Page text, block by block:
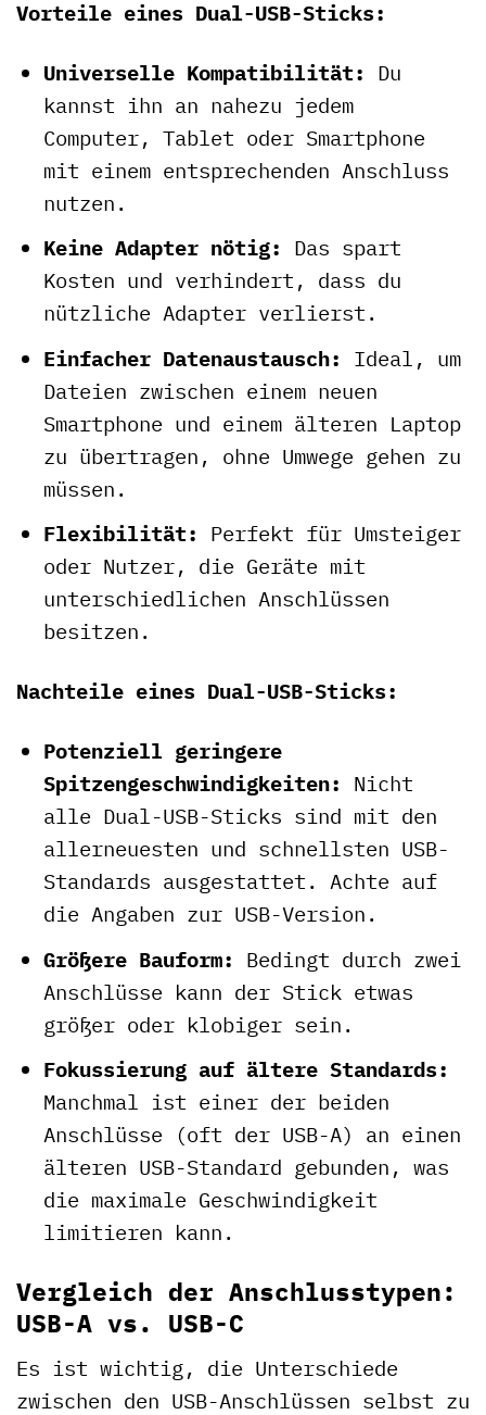
Vorteile eines Dual-USB-Sticks:
Universelle Kompatibilität: Du
kannst ihn an nahezu jedem
Computer, Tablet oder Smartphone
mit einem entsprechenden Anschluss
nutzen.
Keine Adapter nötig: Das spart
Kosten und verhindert, dass du
nützliche Adapter verlierst.
Einfacher Datenaustausch: Ideal, um
Dateien zwischen einem neuen
Smartphone und einem älteren Laptop
zu übertragen, ohne Umwege gehen zu
müssen.
Flexibilität: Perfekt für Umsteiger
oder Nutzer, die Geräte mit
unterschiedlichen Anschlüssen
besitzen.
Nachteile eines Dual-USB-Sticks:
Potenziell geringere
Spitzengeschwindigkeiten: Nicht
alle Dual-USB-Sticks sind mit den
allerneuesten und schnellsten USB-
Standards ausgestattet. Achte auf
die Angaben zur USB-Version.
Größere Bauform: Bedingt durch zwei
Anschlüsse kann der Stick etwas
größer oder klobiger sein.
Fokussierung auf ältere Standards:
Manchmal ist einer der beiden
Anschlüsse (oft der USB-A) an einen
älteren USB-Standard gebunden, was
die maximale Geschwindigkeit
limitieren kann.
Vergleich der Anschlusstypen:
USB-A vs. USB-C
Es ist wichtig, die Unterschiede
zwischen den USB-Anschlüssen selbst zu